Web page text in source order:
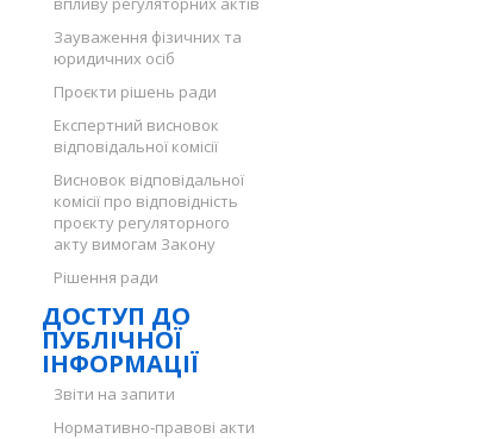
Зауваження фізичних та
юридичних осіб
Проєкти рішень ради
Експертний висновок
відповідальної комісії
Висновок відповідальної
комісії про відповідність
проєкту регуляторного
акту вимогам Закону
Рішення ради
ДОСТУП ДО
ПУБЛІЧНОЇ
ІНФОРМАЦІЇ
Звіти на запити
Нормативно-правові акти